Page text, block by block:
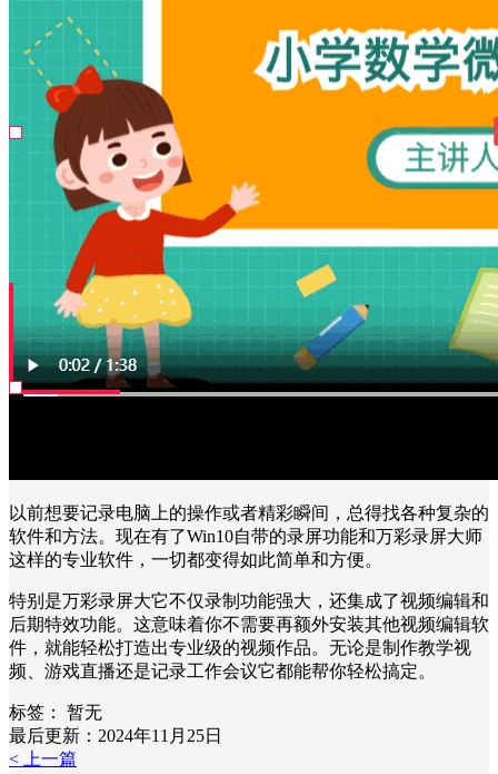
以前想要记录电脑上的操作或者精彩瞬间，总得找各种复杂的
软件和方法。现在有了Win10自带的录屏功能和万彩录屏大师
这样的专业软件，一切都变得如此简单和方便。
特别是万彩录屏大它不仅录制功能强大，还集成了视频编辑和
后期特效功能。这意味着你不需要再额外安装其他视频编辑软
件，就能轻松打造出专业级的视频作品。无论是制作教学视
频、游戏直播还是记录工作会议它都能帮你轻松搞定。
标签：
暂无
最后更新：2024年11月25日
< 上一篇